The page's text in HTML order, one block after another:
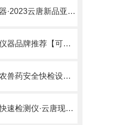
检测亚硝酸盐的仪器·2023云唐新品亚硝酸盐检测仪器
蔬菜农药残留检测仪器品牌推荐【可现场检测】_2022蔬菜农药残留检测仪
食品水果蔬菜肉类农兽药安全快检设备行业品牌推荐云唐农兽药安全快检设备
胶体金农兽药残留快速检测仪·云唐现货现发·胶体金农兽药残留快速检测仪